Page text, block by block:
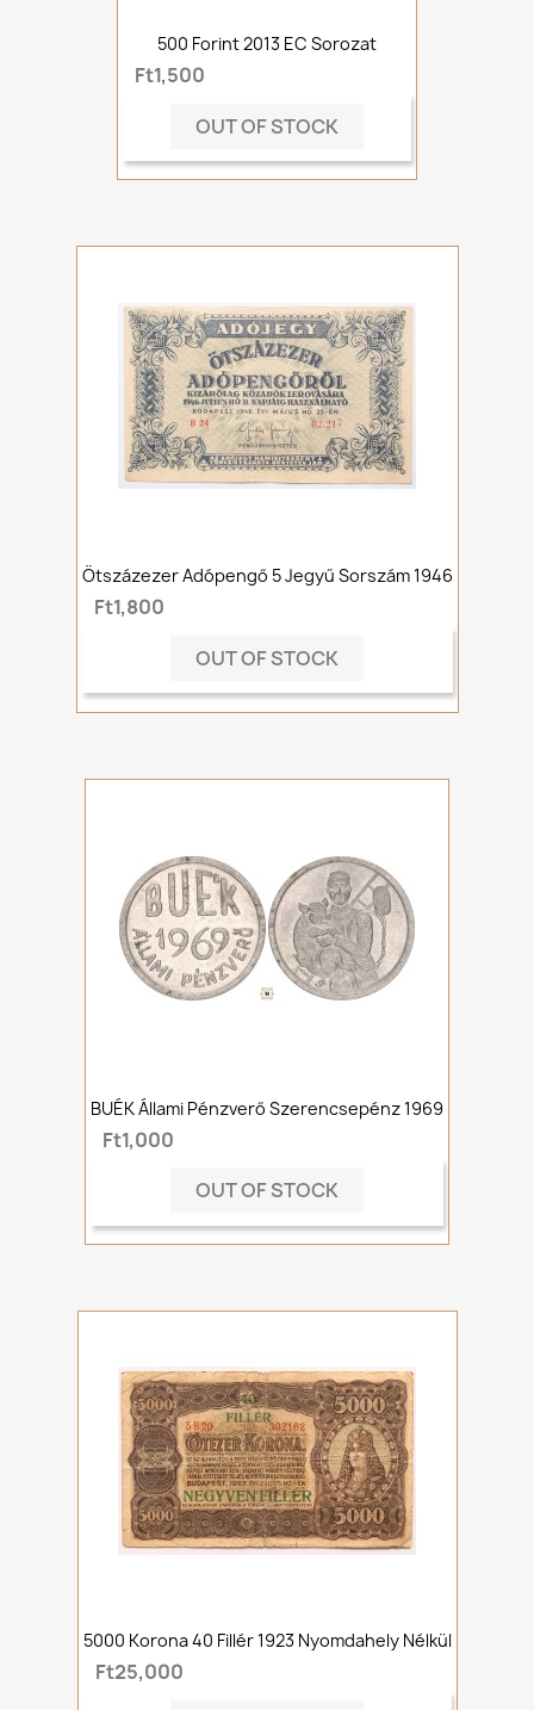
500 Forint 2013 EC Sorozat
Ft1,500
OUT OF STOCK
Ötszázezer Adópengő 5 Jegyű Sorszám 1946
Ft1,800
OUT OF STOCK
BUÉK Állami Pénzverő Szerencsepénz 1969
Ft1,000
OUT OF STOCK
5000 Korona 40 Fillér 1923 Nyomdahely Nélkül
Ft25,000